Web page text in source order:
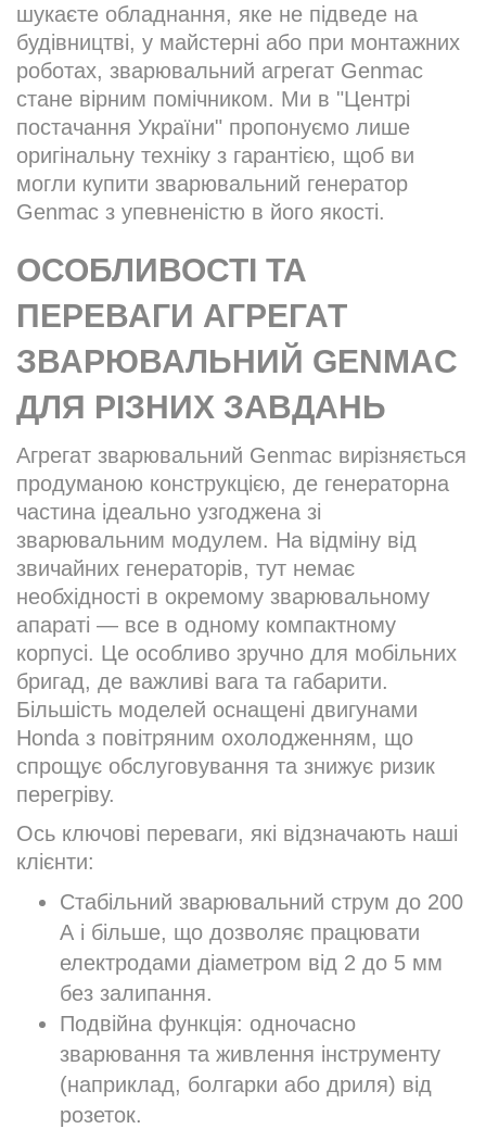
шукаєте обладнання, яке не підведе на
будівництві, у майстерні або при монтажних
роботах, зварювальний агрегат Genmac
стане вірним помічником. Ми в "Центрі
постачання України" пропонуємо лише
оригінальну техніку з гарантією, щоб ви
могли купити зварювальний генератор
Genmac з упевненістю в його якості.
ОСОБЛИВОСТІ ТА
ПЕРЕВАГИ АГРЕГАТ
ЗВАРЮВАЛЬНИЙ GENMAC
ДЛЯ РІЗНИХ ЗАВДАНЬ
Агрегат зварювальний Genmac вирізняється
продуманою конструкцією, де генераторна
частина ідеально узгоджена зі
зварювальним модулем. На відміну від
звичайних генераторів, тут немає
необхідності в окремому зварювальному
апараті — все в одному компактному
корпусі. Це особливо зручно для мобільних
бригад, де важливі вага та габарити.
Більшість моделей оснащені двигунами
Honda з повітряним охолодженням, що
спрощує обслуговування та знижує ризик
перегріву.
Ось ключові переваги, які відзначають наші
клієнти:
Стабільний зварювальний струм до 200
А і більше, що дозволяє працювати
електродами діаметром від 2 до 5 мм
без залипання.
Подвійна функція: одночасно
зварювання та живлення інструменту
(наприклад, болгарки або дриля) від
розеток.